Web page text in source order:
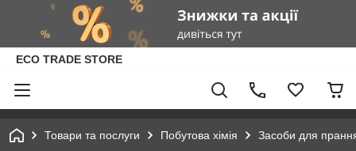
ECO TRADE STORE
Товари та послуги Побутова хімія Засоби для